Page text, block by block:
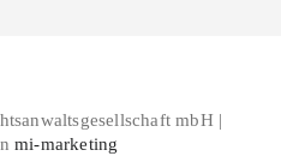
mbH |
mi-marketing